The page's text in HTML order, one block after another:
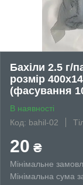
Бахіли 2.5 г/
розмір
(фасування
В наявності
Код: bahil-02
20 ₴
Мінімальне
Мінімальна сума